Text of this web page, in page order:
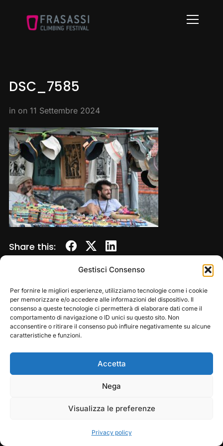
Gestisci Consenso
Per fornire le migliori esperienze, utilizziamo tecnologie come i cookie
per memorizzare e/o accedere alle informazioni del dispositivo. Il
consenso a queste tecnologie ci permetterà di elaborare dati come il
comportamento di navigazione o ID unici su questo sito. Non
acconsentire o ritirare il consenso può influire negativamente su alcune
caratteristiche e funzioni.
Accetta
Nega
Visualizza le preferenze
Privacy policy
Info
DSC_7585
in on 11 Settembre 2024
Share this:
Copyright © 2026 — Frasassi Climbing Festival. All
Rights Reserved